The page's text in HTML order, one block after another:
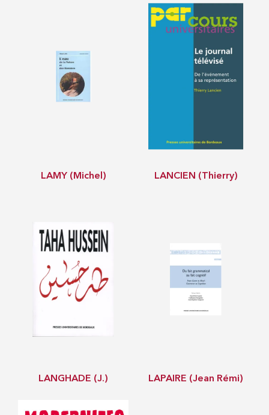
LAMY (Michel) LANCIEN (Thierry)
LANGHADE (J.) LAPAIRE (Jean Rémi)